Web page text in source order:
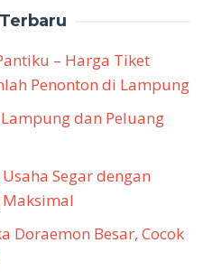
– Harga Tiket
Penonton di Lampung
dan Peluang
Segar dengan
Doraemon Besar, Cocok